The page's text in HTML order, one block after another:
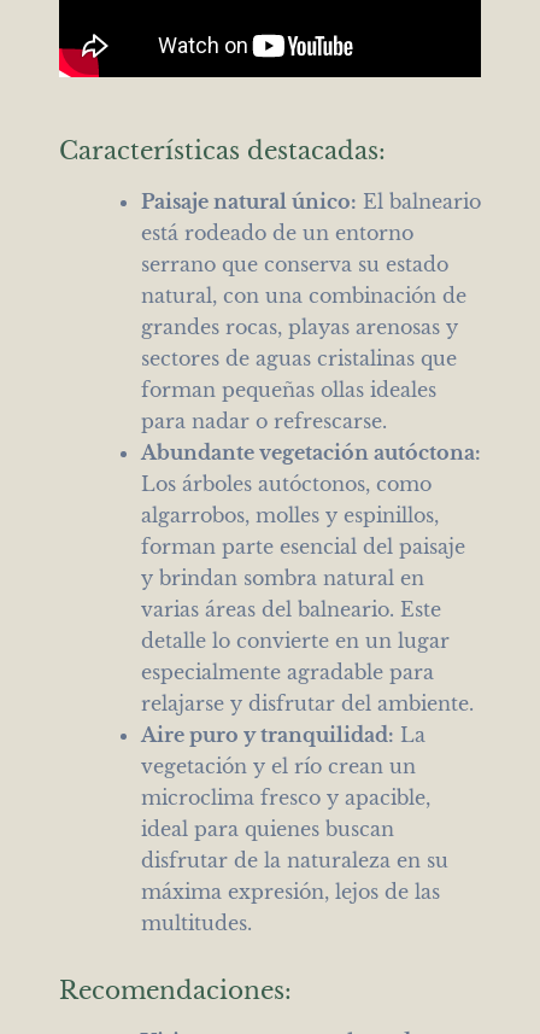
Características destacadas:
Paisaje natural único: El balneario
está rodeado de un entorno
serrano que conserva su estado
natural, con una combinación de
grandes rocas, playas arenosas y
sectores de aguas cristalinas que
forman pequeñas ollas ideales
para nadar o refrescarse.
Abundante vegetación autóctona:
Los árboles autóctonos, como
algarrobos, molles y espinillos,
forman parte esencial del paisaje
y brindan sombra natural en
varias áreas del balneario. Este
detalle lo convierte en un lugar
especialmente agradable para
relajarse y disfrutar del ambiente.
Aire puro y tranquilidad: La
vegetación y el río crean un
microclima fresco y apacible,
ideal para quienes buscan
disfrutar de la naturaleza en su
máxima expresión, lejos de las
multitudes.
Recomendaciones: